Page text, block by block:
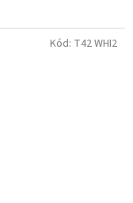
Kód: T42 WHI2